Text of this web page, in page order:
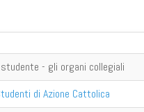
- gli organi collegiali
di Azione Cattolica